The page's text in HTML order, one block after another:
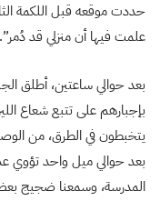
حددت موقعه قبل اللكمة
علمت فيها أن منزلي قد دُمر”.
بعد حوالي ساعتين، أطلق
بإجبارهم على تتبع شعاع
يتخبطون في الطرق، من
بعد حوالي ميل واحد تؤوي
المدرسة، وسمعنا ضجيج بعض